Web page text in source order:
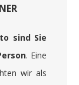
sind Sie
. Eine
wir als